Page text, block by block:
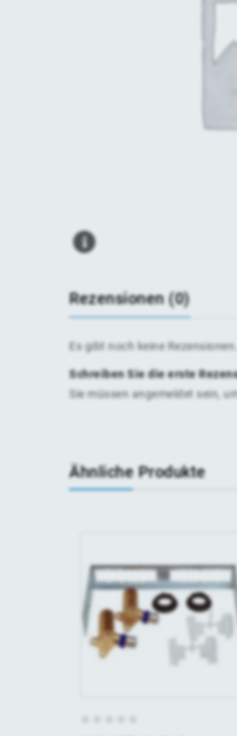
Rezensionen (0)
Es gibt noch keine Rezensionen.
Schreiben Sie die erste
Sie müssen angemeldet sein,
Ähnliche Produkte